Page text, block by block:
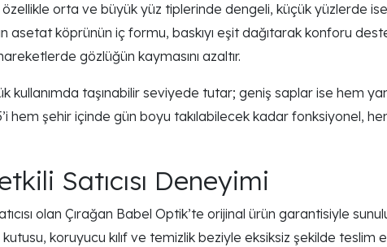
orta ve büyük yüz tiplerinde dengeli, küçük yüzlerde
köprünün iç formu, baskıyı eşit dağıtarak konforu
gözlüğün kaymasını azaltır.
kullanımda taşınabilir seviyede tutar; geniş saplar ise hem
hem şehir içinde gün boyu takılabilecek kadar fonksiyonel,
Satıcısı Deneyimi
olan Çırağan Babel Optik’te orijinal ürün garantisiyle
koruyucu kılıf ve temizlik beziyle eksiksiz şekilde teslim